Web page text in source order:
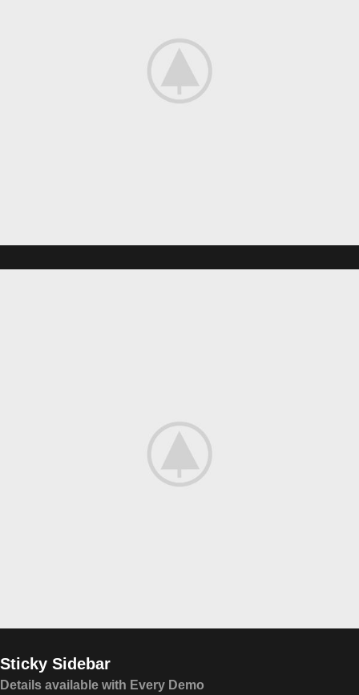
Sticky Sidebar
Details available with Every Demo